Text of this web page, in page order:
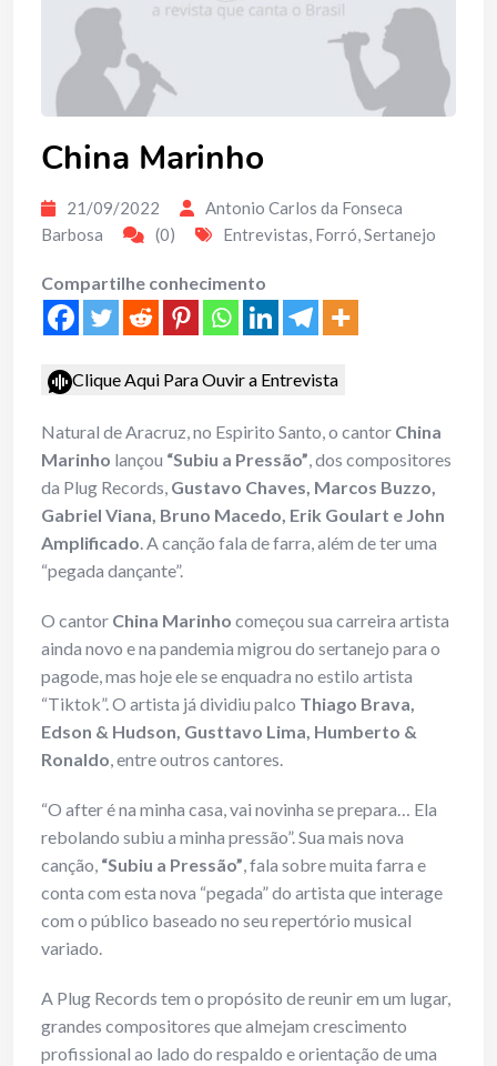
China Marinho
21/09/2022
Antonio Carlos da Fonseca
Barbosa
(0) Entrevistas, Forró,Sertanejo
Compartilhe conhecimento
Clique Aqui Para Ouvir a Entrevista
Natural de Aracruz, no Espirito Santo, o cantor China
Marinho lançou “Subiu a Pressão”, dos compositores
da Plug Records, Gustavo Chaves, Marcos Buzzo,
Gabriel Viana, Bruno Macedo, Erik Goulart e John
Amplificado. A canção fala de farra, além de ter uma
“pegada dançante”.
O cantor China Marinho começou sua carreira artista
ainda novo e na pandemia migrou do sertanejo para o
pagode, mas hoje ele se enquadra no estilo artista
“Tiktok”. O artista já dividiu palco Thiago Brava,
Edson & Hudson, Gusttavo Lima, Humberto &
Ronaldo, entre outros cantores.
“O after é na minha casa, vai novinha se prepara… Ela
rebolando subiu a minha pressão”. Sua mais nova
canção, “Subiu a Pressão”, fala sobre muita farra e
conta com esta nova “pegada” do artista que interage
com o público baseado no seu repertório musical
variado.
A Plug Records tem o propósito de reunir em um lugar,
grandes compositores que almejam crescimento
profissional ao lado do respaldo e orientação de uma